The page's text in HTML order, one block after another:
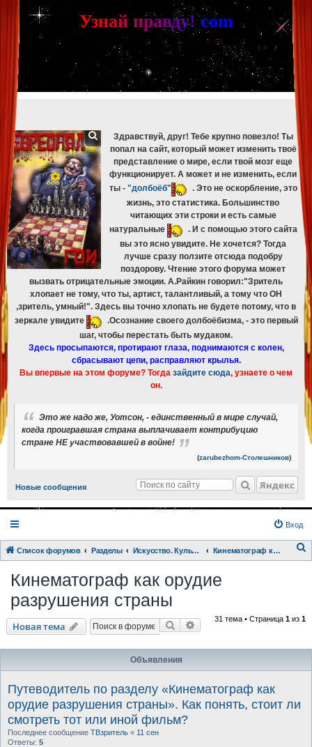
[phpBB Debug] PHP Warning : in file [ROOT]/phpbb/db/driver/mysqli.php
mysqli_fetch_assoc(): Couldn't fetch mysqli_result
[phpBB Debug] PHP Warning: in file[ROOT]/phpbb/db/driver/mysqli.php 329
mysqli_free_result(): Couldn't fetch mysqli_result
[phpBB Debug] PHP Warning
[ROOT]/phpbb/db/driver/mysqli.php on line 265
mysqli_fetch_assoc(): Couldn't fetch mysqli_result
[phpBB Debug] PHP Warning
: in file [ROOT]/phpbb/db/driver/mysqli.php on line329
mysqli_free_result(): Couldn't fetch mysqli_result
[phpBB Debug] PHP Warning: in file [ROOT]/phpbb/db/driver/mysqli.php on line 265
mysqli_fetch_assoc(): Couldn't fetch mysqli_result
[phpBB Debug] PHP Warning
[ROOT]/phpbb/db/driver/mysqli.php on line329:
mysqli_free_result(): Couldn't fetch mysqli_result
Узнай правду! com
Здравствуй, друг! Тебе крупно повезло! Ты
попал на сайт, который может изменить твоё
представление о мире, если твой мозг еще
функционирует. А может и не изменить, если
ты - "долбоёб"
. Это не оскорбление, это
жизнь, это статистика. Большинство
читающих эти строки и есть самые
натуральные
. И с помощью этого сайта
вы это ясно увидите. Не хочется? Тогда
лучше сразу ползите отсюда подобру
поздорову. Чтение этого форума может
вызвать отрицательные эмоции. А.Райкин говорил:"Зритель
хлопает не тому, что ты, артист, талантливый, а тому что ОН
,зритель, умный!". Здесь вы точно хлопать не будете потому, что в
зеркале увидите
.Осознание своего долбоёбизма, - это первый
шаг, чтобы перестать быть мудаком.
Здесь просыпаются, протирают глаза, поднимаются с колен,
сбрасывают цепи, расправляют крылья.
Вы впервые на этом форуме? Тогда зайдите сюда, узнаете о чем
он.
Это же надо же, Уотсон, - единственный в мире случай,
когда проигравшая страна выплачивает контрибуцию
стране НЕ участвовавшей в войне!
(zarubezhom-Столешников)
Новые сообщения Яндекс
Вход
Список форумов Разделы Искусство. Культурка. Кинцо. Кинематограф как орудие разрушения страны
Кинематограф как орудие
разрушения страны
Новая тема Поиск Расширенный поиск
31 тема • Страница 1 из 1
Объявления
Путеводитель по разделу «Кинематограф как
орудие разрушения страны». Как понять, стоит ли
смотреть тот или иной фильм?
Последнее сообщение ТВзритель « 11 сен
Ответы: 5